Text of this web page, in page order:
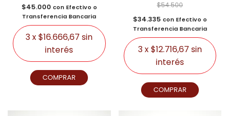
$45.000 con Efectivo o
Transferencia Bancaria
3x$16.666,67 sin
interés
COMPRAR
$54.500
$34.335 con Efectivo o
Transferencia Bancaria
3x$12.716,67 sin
interés
COMPRAR